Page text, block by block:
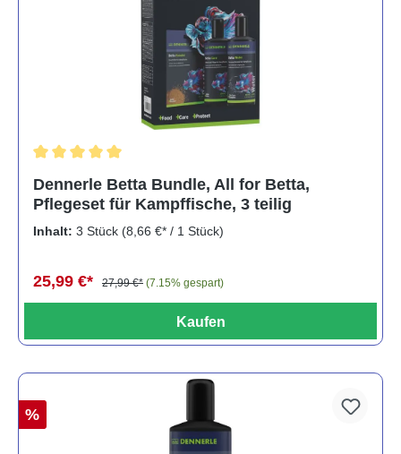
Dennerle Betta Bundle, All for Betta,
Pflegeset für Kampffische, 3 teilig
Inhalt: 3 Stück (8,66 €* / 1 Stück)
25,99 €* 27,99 €* (7.15% gespart)
Kaufen
%